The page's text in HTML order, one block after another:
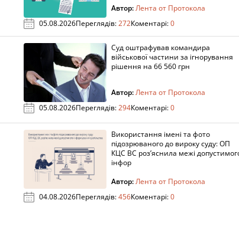
Автор:Лента от Протокола
05.08.2026Переглядів:272Коментарі:0
Суд оштрафував командира
військової частини за ігнорування
рішення на 66 560 грн
Автор:Лента от Протокола
05.08.2026Переглядів:294Коментарі:0
Використання імені та фото
підозрюваного до вироку суду: ОП
КЦС ВС роз’яснила межі
інфор
Автор:Лента от Протокола
04.08.2026Переглядів:456Коментарі:0